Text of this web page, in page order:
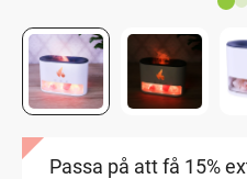
Passa på att få 15%